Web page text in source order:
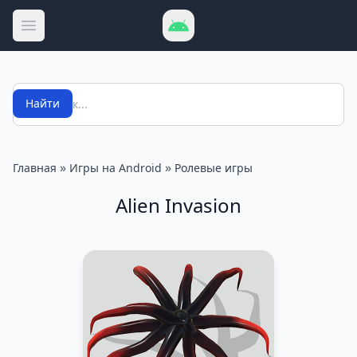
Открыть меню
Поиск
Найти
Главная » Игры на Android » Ролевые игры
Alien Invasion